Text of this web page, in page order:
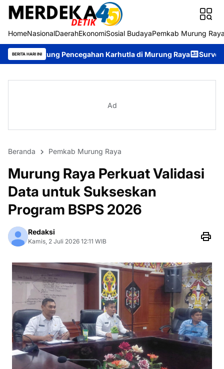
HomeNasionalDaerahEkonomiSosial BudayaPemkab Murung
BERITA HARI INI Karhutla di Murung Raya Survei Kepuasan
Ad
Beranda Pemkab Murung Raya
Murung Raya Perkuat Validasi
Data untuk Sukseskan
Program BSPS 2026
Redaksi
Kamis, 2 Juli 2026 12:11 WIB